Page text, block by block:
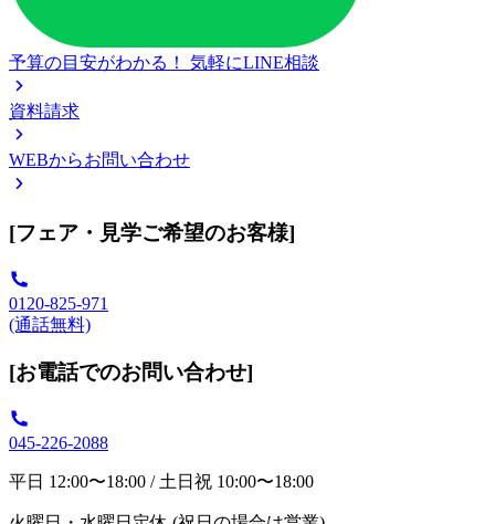
予算の目安がわかる！ 気軽にLINE相談
資料請求
WEBからお問い合わせ
[フェア・見学ご希望のお客様]
0120-825-971
(通話無料)
[お電話でのお問い合わせ]
045-226-2088
平日 12:00〜18:00 / 土日祝 10:00〜18:00